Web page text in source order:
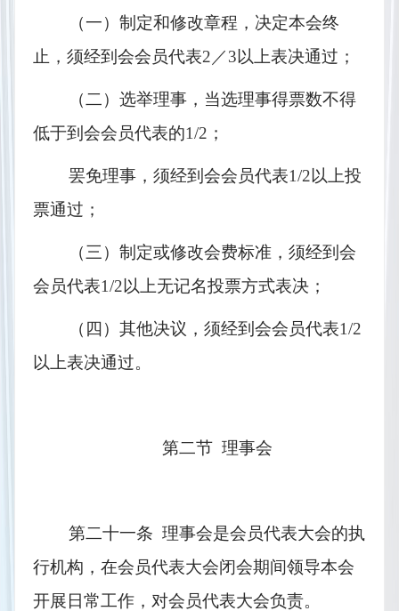
（一）制定和修改章程，决定本会终
止，须经到会会员代表2／3以上表决通过；
（二）选举理事，当选理事得票数不得
低于到会会员代表的1/2 ；
罢免理事，须经到会会员代表1/2以上投
票通过；
（三）制定或修改会费标准，须经到会
会员代表1/2以上无记名投票方式表决；
（四）其他决议，须经到会会员代表1/2
以上表决通过。
第二节  理事会
第二十一条  理事会是会员代表大会的执
行机构，在会员代表大会闭会期间领导本会
开展日常工作，对会员代表大会负责。